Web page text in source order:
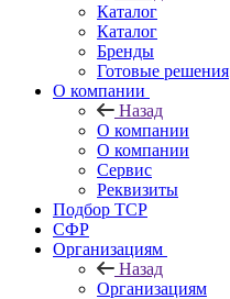
Каталог
Каталог
Бренды
Готовые решения
О компании
Назад
О компании
О компании
Сервис
Реквизиты
Подбор ТСР
СФР
Организациям
Назад
Организациям